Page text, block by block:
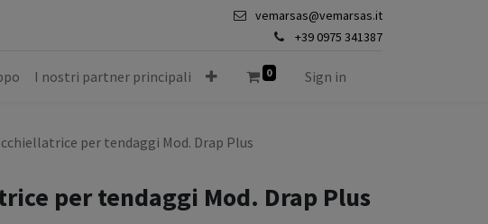
vemarsas@vemarsas.it
+39 0975 341387
I nostri partner principali 0 Sign in
per tendaggi Mod. Drap Plus
per tendaggi Mod. Drap Plus